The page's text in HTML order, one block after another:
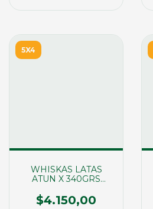
5X4
WHISKAS LATAS
ATUN X 340GRS
$4.150,00